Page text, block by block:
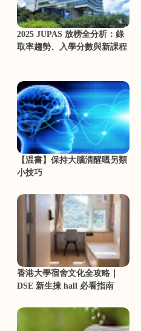
2025 JUPAS 放榜全分析：錄
取率趨勢、入學分數與新課程
【温書】保持大腦清醒嘅另類
小技巧
香港大學宿舍文化全攻略｜
DSE 新生揀 hall 必看指南